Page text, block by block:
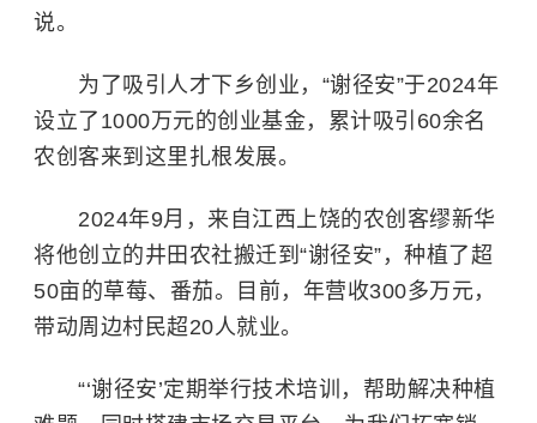
说。
为了吸引人才下乡创业，“谢径安”于2024年
设立了1000万元的创业基金，累计吸引60余名
农创客来到这里扎根发展。
2024年9月，来自江西上饶的农创客缪新华
将他创立的井田农社搬迁到“谢径安”，种植了超
50亩的草莓、番茄。目前，年营收300多万元，
带动周边村民超20人就业。
“‘谢径安’定期举行技术培训，帮助解决种植